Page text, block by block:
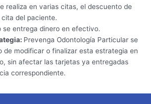
realiza en varias citas, el descuento de
del paciente.
se entrega dinero en efectivo.
Prevenga Odontología Particular se
de modificar o finalizar esta estrategia en
sin afectar las tarjetas ya entregadas
correspondiente.